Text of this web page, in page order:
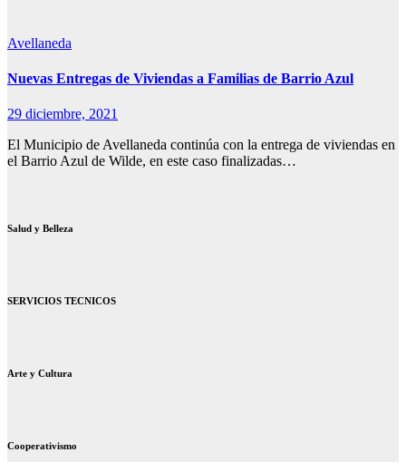
Avellaneda
Nuevas Entregas de Viviendas a Familias de Barrio Azul
29 diciembre, 2021
El Municipio de Avellaneda continúa con la entrega de viviendas en
el Barrio Azul de Wilde, en este caso finalizadas…
Salud y Belleza
SERVICIOS TECNICOS
Arte y Cultura
Cooperativismo